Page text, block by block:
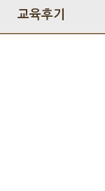
교육후기